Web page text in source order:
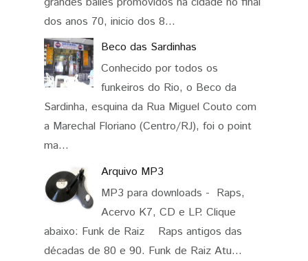
dos anos 70, inicio dos 8...
Beco das Sardinhas
Conhecido por todos os
funkeiros do Rio, o Beco da
Sardinha, esquina da Rua Miguel Couto com
a Marechal Floriano (Centro/RJ), foi o point
ma...
Arquivo MP3
MP3 para downloads - Raps,
Acervo K7, CD e LP. Clique
abaixo: Funk de Raiz Raps antigos das
décadas de 80 e 90. Funk de Raiz Atu...